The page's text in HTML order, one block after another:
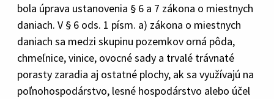
bola úprava ustanovenia § 6 a 7 zákona o miestnych
daniach. V § 6 ods. 1 písm. a) zákona o miestnych
daniach sa medzi skupinu pozemkov orná pôda,
chmeľnice, vinice, ovocné sady a trvalé trávnaté
porasty zaradia aj ostatné plochy, ak sa využívajú na
poľnohospodárstvo, lesné hospodárstvo alebo účel